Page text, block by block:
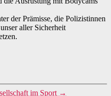
der Prämisse, die Polizistinnen
aller Sicherheit
im Sport →